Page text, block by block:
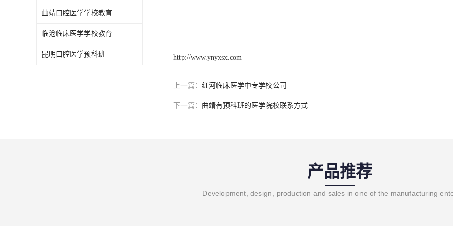
曲靖口腔医学学校教育
临沧临床医学学校教育
昆明口腔医学预科班 http://www.ynyxsx.com
上一篇： 红河临床医学中专学校公司
下一篇： 曲靖有预科班的医学院校联系方式
产品推荐
Development, design, production and sales in one of the manufacturing